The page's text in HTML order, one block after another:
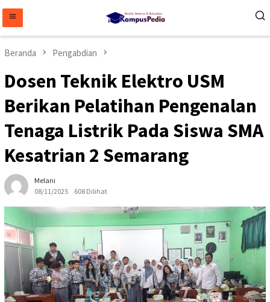
konten
Beranda Pengabdian
Dosen Teknik Elektro USM
Berikan Pelatihan Pengenalan
Tenaga Listrik Pada Siswa SMA
Kesatrian 2 Semarang
Melani
08/11/2025
608 Dilihat